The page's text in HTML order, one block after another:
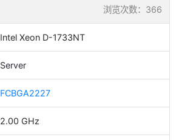
浏览次数：366
Intel Xeon D-1733NT
Server
FCBGA2227
2.00 GHz